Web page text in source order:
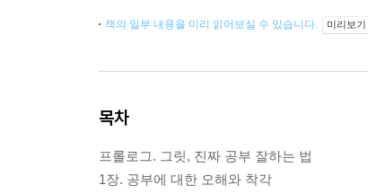
책의 일부 내용을 미리 읽어보실 수 있습니다. 미리보기
목차
프롤로그. 그릿, 진짜 공부 잘하는 법
1장. 공부에 대한 오해와 착각